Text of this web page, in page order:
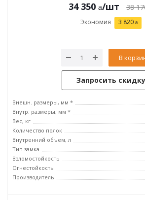
34 350 /шт 38
Экономия 3 820
В
Запросить скидку
Внешн. размеры, мм *
Внутр. размеры, мм *
Вес, кг
Количество полок
Внутренний объем, л
Тип замка
Взломостойкость
Огнестойкость
Производитель